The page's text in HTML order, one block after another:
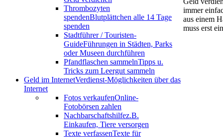
Thrombozyten
spendenBlutplättchen alle 14 Tage
spenden
Stadtführer / Touristen-
GuideFührungen in Städten, Parks
oder Museen durchführen
Pfandflaschen sammelnTipps u.
Tricks zum Leergut sammeln
Geld im InternetVerdienst-Möglichkeiten über das
Internet
Fotos verkaufenOnline-
Fotobörsen zahlen
Nachbarschaftshilfez.B.
Einkaufen, Tiere versorgen
Texte verfassenTexte für
immer
aus einem
muss erst